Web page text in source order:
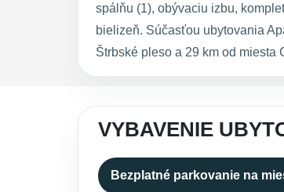
spálňu (1), obývaciu izbu,
bielizeň. Súčasťou ubytovania
Štrbské pleso a 29 km od miesta
VYBAVENIE
Bezplatné parkovanie na